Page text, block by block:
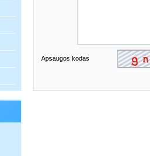
Apsaugos kodas